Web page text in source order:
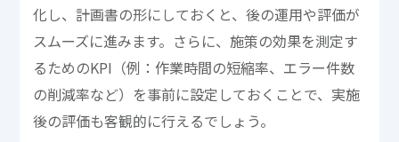
化し、計画書の形にしておくと、後の運用や評価が
スムーズに進みます。さらに、施策の効果を測定す
るためのKPI（例：作業時間の短縮率、エラー件数
の削減率など）を事前に設定しておくことで、実施
後の評価も客観的に行えるでしょう。